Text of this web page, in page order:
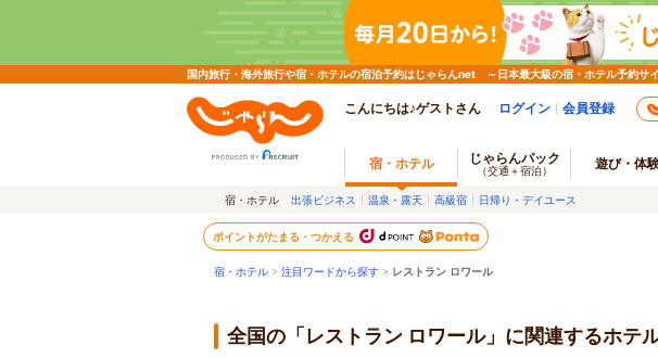
国内旅行・海外旅行や宿・ホテルの宿泊予約はじゃらんnet ～日本最大級の宿・ホテル予約サ
こんにちは♪ゲストさん ログイン 会員登録
宿・ホテル じゃらんパック
（交通＋宿泊） 遊び・体
宿・ホテル 出張ビジネス 温泉・露天 高級宿 日帰り・デイユース
ポイントがたまる・つかえる
宿・ホテル > 注目ワードから探す > レストラン ロワール
全国の「レストラン ロワール」に関連するホテ